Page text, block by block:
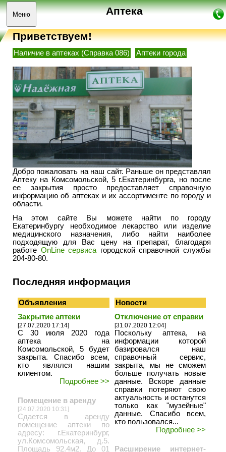
Меню Аптека
Приветствуем!
Наличие в аптеках (Справка 086) Аптеки города
Добро пожаловать на наш сайт. Раньше он представлял
Аптеку на Комсомольской, 5 г.Екатеринбурга, но после
ее закрытия просто предоставляет справочную
информацию об аптеках и их ассортименте по городу и
области.
На этом сайте Вы можете найти по городу
Екатеринбургу необходимое лекарство или изделие
медицинского назначения, либо найти наиболее
подходящую для Вас цену на препарат, благодаря
работе OnLine сервиса городской справочной службы
204-80-80.
Последняя информация
Объявления
Новости
Закрытие аптеки
[27.07.2020 17:14]
С 30 июля 2020 года
аптека на
Комсомольской, 5 будет
закрыта. Спасибо всем,
кто являлся нашим
клиентом.
Подробнее >>
Помещение в аренду
[24.07.2020 10:31]
Сдается в аренду
помещение аптеки по
адресу: г.Екатеринбург,
ул.Комсомольская, д.5.
Площадь 92.4м2. До 01
Отключение от справки
[31.07.2020 12:04]
Поскольку аптека, на
информации которой
базировался наш
справочный сервис,
закрыта, мы не сможем
больше получать новые
данные. Вскоре данные
справки потеряют свою
актуальность и останутся
только как "музейные"
данные. Спасибо всем,
кто пользовался...
Подробнее >>
Расширение интернет-